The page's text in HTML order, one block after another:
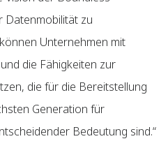
Datenmobilität zu
Unternehmen mit
die Fähigkeiten zur
die für die Bereitstellung
Generation für
Bedeutung sind.“